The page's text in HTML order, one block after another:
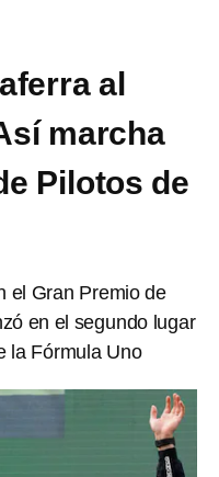
al
marcha
Pilotos de
el Gran Premio de
en el segundo lugar
la Fórmula Uno